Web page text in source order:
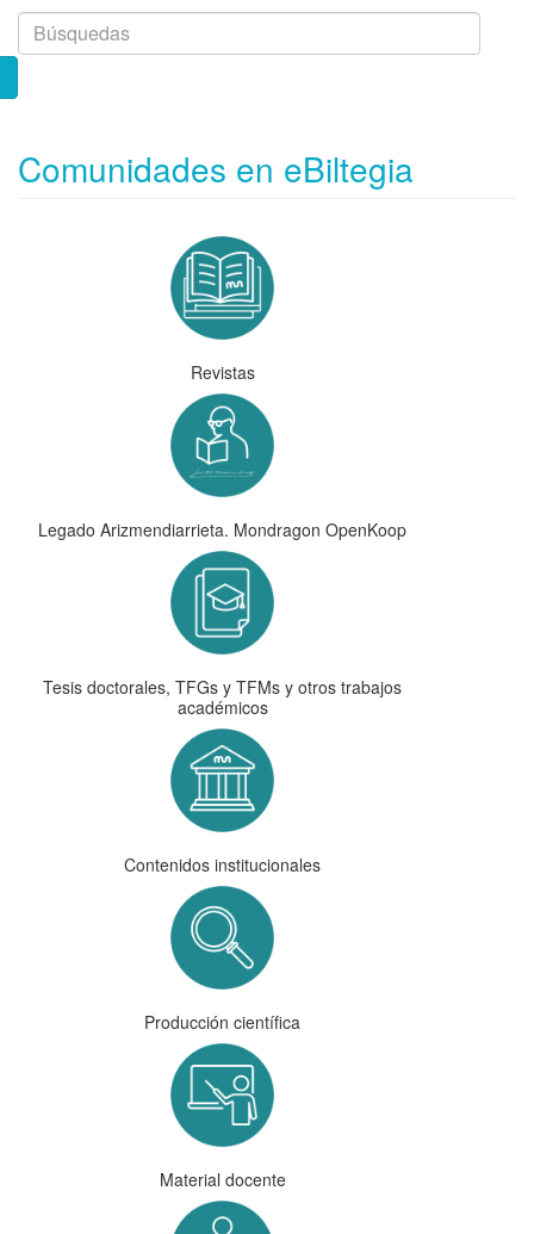
Comunidades en eBiltegia
Revistas
Legado Arizmendiarrieta. Mondragon OpenKoop
Tesis doctorales, TFGs y TFMs y otros trabajos
académicos
Contenidos institucionales
Producción científica
Material docente